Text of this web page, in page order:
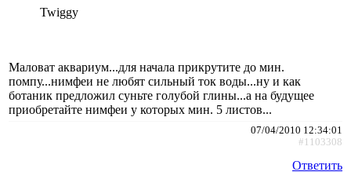
Twiggy
Маловат аквариум...для начала прикрутите до мин.
помпу...нимфеи не любят сильный ток воды...ну и как
ботаник предложил суньте голубой глины...а на будущее
приобретайте нимфеи у которых мин. 5 листов...
07/04/2010 12:34:01
#1103308
Ответить